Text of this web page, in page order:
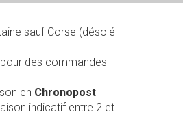
sauf Corse (désolé
des commandes
en Chronopost
indicatif entre 2 et